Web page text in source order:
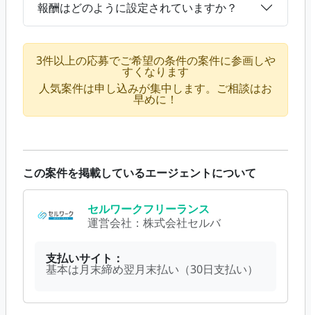
報酬はどのように設定されていますか？
3件以上の応募でご希望の条件の案件に参画しや
すくなります
人気案件は申し込みが集中します。ご相談はお
早めに！
この案件を掲載しているエージェントについて
セルワークフリーランス
運営会社： 株式会社セルバ
支払いサイト：
基本は月末締め翌月末払い（30日支払い）